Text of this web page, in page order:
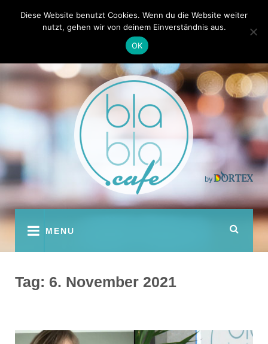
Kontakt Autoren
youtubefacebook
instagram
twitterpinterest
MENU
Tag: 6. November 2021
Diese Website benutzt Cookies. Wenn du die Website weiter
nutzt, gehen wir von deinem Einverständnis aus.
OK